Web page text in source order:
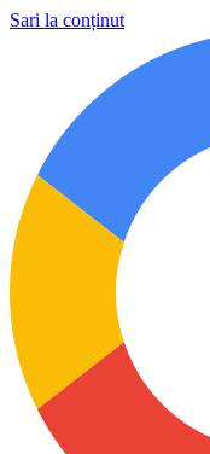
Sari la conținut